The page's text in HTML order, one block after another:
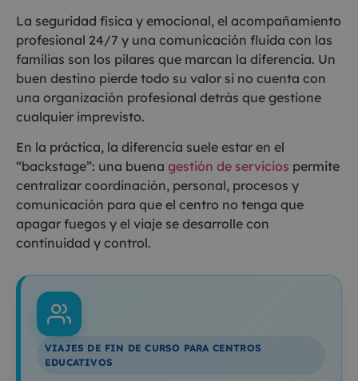
La seguridad física y emocional, el acompañamiento
profesional 24/7 y una comunicación fluida con las
familias son los pilares que marcan la diferencia. Un
buen destino pierde todo su valor si no cuenta con
una organización profesional detrás que gestione
cualquier imprevisto.
En la práctica, la diferencia suele estar en el
“backstage”: una buena gestión de servicios permite
centralizar coordinación, personal, procesos y
comunicación para que el centro no tenga que
apagar fuegos y el viaje se desarrolle con
continuidad y control.
VIAJES DE FIN DE CURSO PARA CENTROS
EDUCATIVOS